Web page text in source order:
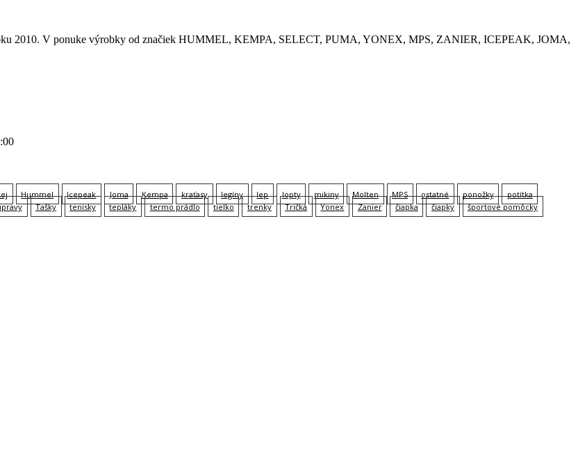
2010. V ponuke výrobky od značiek HUMMEL, KEMPA, SELECT, PUMA, YONEX, MPS, ZANIER, ICEPEAK, JOMA,
Hummel Icepeak Joma Kempa kraťasy legíny lep lopty mikiny Molten MPS ostatné ponožky
potítka
Tašky tenisky tepláky termo prádlo tielko trenky Tričká Yonex Zanier čiapka čiapky
športové pomôcky